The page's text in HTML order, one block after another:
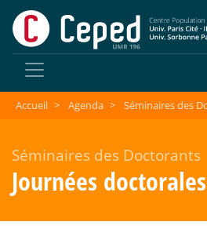
Accueil > Agenda > Séminaires des
Séminaires des Doctorants
Journées